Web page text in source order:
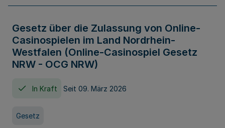
Gesetz über die Zulassung von Online-
Casinospielen im Land Nordrhein-
Westfalen (Online-Casinospiel Gesetz
NRW - OCG NRW)
In Kraft Seit 09. März 2026
Gesetz